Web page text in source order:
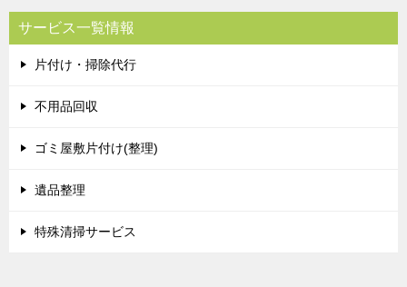
ビ
ゲ
ー
シ
サービス一覧情報
片付け・掃除代行
不用品回収
ゴミ屋敷片付け(整理)
遺品整理
特殊清掃サービス